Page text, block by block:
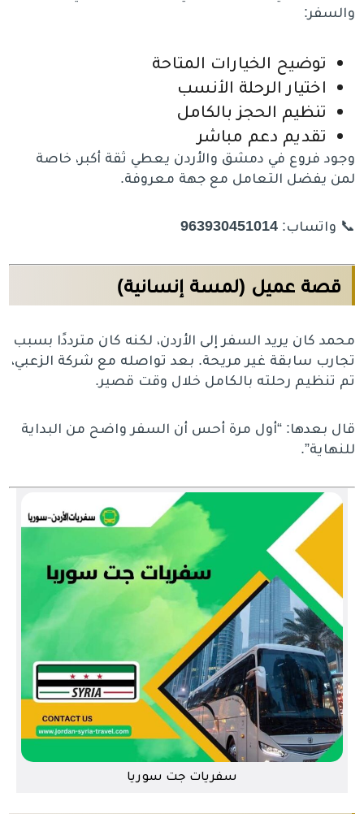
والسفر:
توضيح الخيارات المتاحة
اختيار الرحلة الأنسب
تنظيم الحجز بالكامل
تقديم دعم مباشر
وجود فروع في دمشق والأردن يعطي ثقة أكبر، خاصة
لمن يفضل التعامل مع جهة معروفة.
📞 واتساب:963930451014
قصة عميل (لمسة إنسانية)
محمد كان يريد السفر إلى الأردن، لكنه كان مترددًا بسبب
تجارب سابقة غير مريحة. بعد تواصله مع شركة الزعبي،
تم تنظيم رحلته بالكامل خلال وقت قصير.
قال بعدها: “أول مرة أحس أن السفر واضح من البداية
للنهاية”.
سفريات جت سوريا